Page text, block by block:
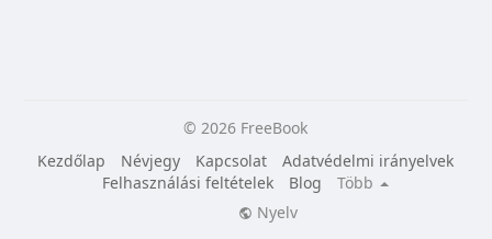
© 2026 FreeBook
Kezdőlap
Névjegy Kapcsolat
Adatvédelmi irányelvek
Felhasználási feltételek
Blog
Több
Nyelv